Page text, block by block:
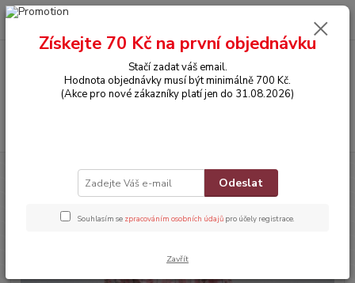
0,00 Kč
OBLEČENÍ Kraťaskový overálek bez rukávů
Kraťaskový overálek bez rukávů
Získejte 70 Kč na první objednávku
Stačí zadat váš email.
Hodnota objednávky musí být minimálně 700 Kč.
(Akce pro nové zákazníky platí jen do 31.08.2026)
Odeslat
Souhlasím se zpracováním osobních údajů pro účely registrace.
Zavřít